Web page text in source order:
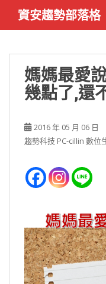
i
資安趨勢部落格
媽媽最愛
幾點了,還
2016 年 05 月 06 日
趨勢科技 PC-cillin 數位